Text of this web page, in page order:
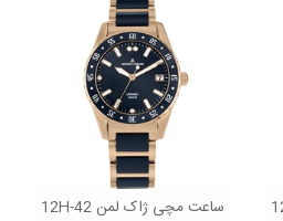
ساعت مچی ژاک لمن 42-12H